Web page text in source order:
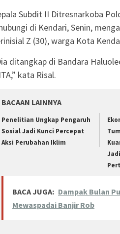
Subdit II Ditresnarkoba
di Kendari, Senin,
Z (30), warga Kota
ditangkap di Bandara
kata Risal.
BACAAN LAINNYA
Penelitian Ungkap Pengaruh
Sosial Jadi Kunci Percepat
Aksi Perubahan Iklim
BACA JUGA: Dampak Bulan
Mewaspadai Banjir Rob